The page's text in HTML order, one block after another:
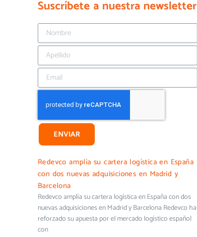
Suscríbete a nuestra newsletter
ENVIAR
Redevco amplía su cartera logística en España
con dos nuevas adquisiciones en Madrid y
Barcelona
Redevco amplía su cartera logística en España con dos
nuevas adquisiciones en Madrid y Barcelona Redevco ha
reforzado su apuesta por el mercado logístico español
con